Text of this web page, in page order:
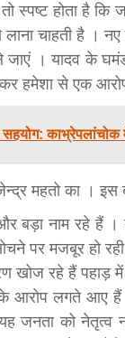
स्पष्ट होता है
चाहती है ।
। यादव के
हमेशा से एक आरोप
काभ्रेपलांचोक
महतो का । इस
बड़ा नाम रहे हैं
पर मजबूर हो
खोज रहे हैं पहाड़
के आरोप लगते
जनता को